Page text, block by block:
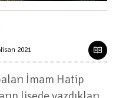
2021
İmam Hatip